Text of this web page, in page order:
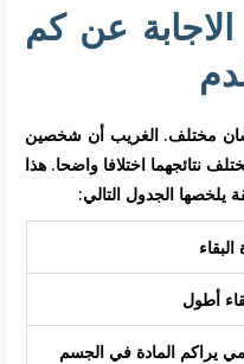
الاجابة عن كم
مختلف. الغريب أن شخصين
نتائجهما اختلافا واضحا. هذا
يلخصها الجدول التالي:
أطول
يراكم المادة في الجسم